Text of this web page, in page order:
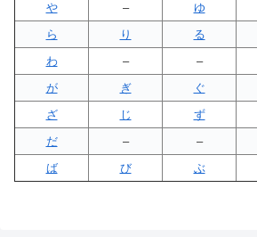
や
– ゆ
ら
り る
わ
– –
が
ぎ ぐ
ざ
じ ず
だ
– –
ば
び ぶ